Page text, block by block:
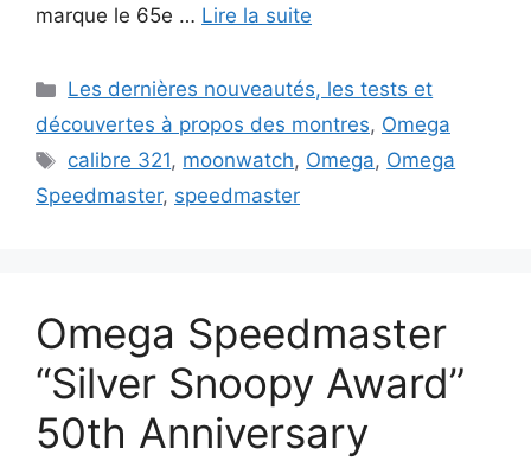
marque le 65e … Lire la suite
Catégories
Les dernières nouveautés, les tests et
découvertes à propos des montres, Omega
Étiquettes
calibre 321, moonwatch, Omega, Omega
Speedmaster, speedmaster
Omega Speedmaster
“Silver Snoopy Award”
50th Anniversary